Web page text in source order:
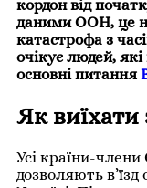
кордон від
даними ООН, це
катастрофа з
очікує людей,
основні питання
Як виїхати
Усі країни-
дозволяють